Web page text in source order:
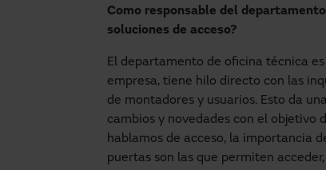
Como responsable del
soluciones de acceso?
El departamento de oficina técnica
empresa, tiene hilo directo con las
de montadores y usuarios. Esto da
cambios y novedades con el objetivo
hablamos de acceso, la importancia
puertas son las que permiten